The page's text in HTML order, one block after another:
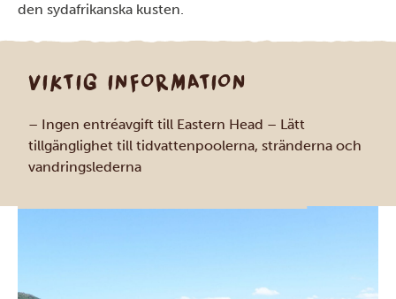
den sydafrikanska kusten.
VIKTIG INFORMATION
– Ingen entréavgift till Eastern Head – Lätt
tillgänglighet till tidvattenpoolerna, stränderna och
vandringslederna